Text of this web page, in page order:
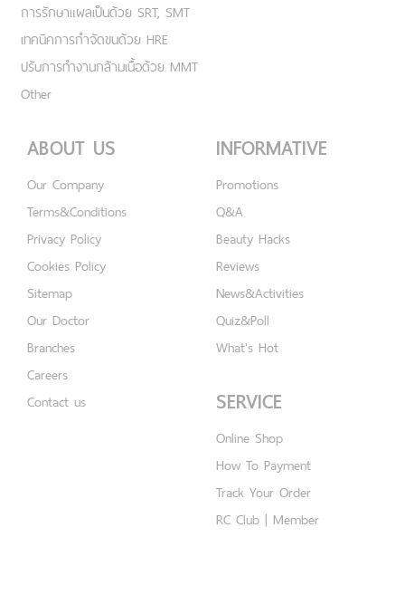
การรักษาแผลเป็นด้วย SRT, SMT
เทคนิคการกำจัดขนด้วย HRE
ปรับการทำงานกล้ามเนื้อด้วย MMT
Other
ABOUT US
Our Company
Terms&Conditions
Privacy Policy
Cookies Policy
Sitemap
Our Doctor
Branches
Careers
Contact us
INFORMATIVE
Promotions
Q&A
Beauty Hacks
Reviews
News&Activities
Quiz&Poll
What's Hot
SERVICE
Online Shop
How To Payment
Track Your Order
RC Club | Member